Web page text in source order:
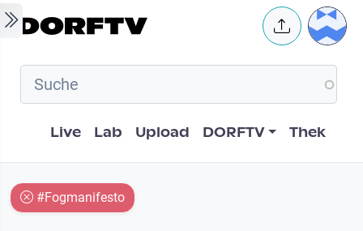
Skip to main content User
Hauptnavigation
Live Lab Upload DORFTV Thek
#Fogmanifesto